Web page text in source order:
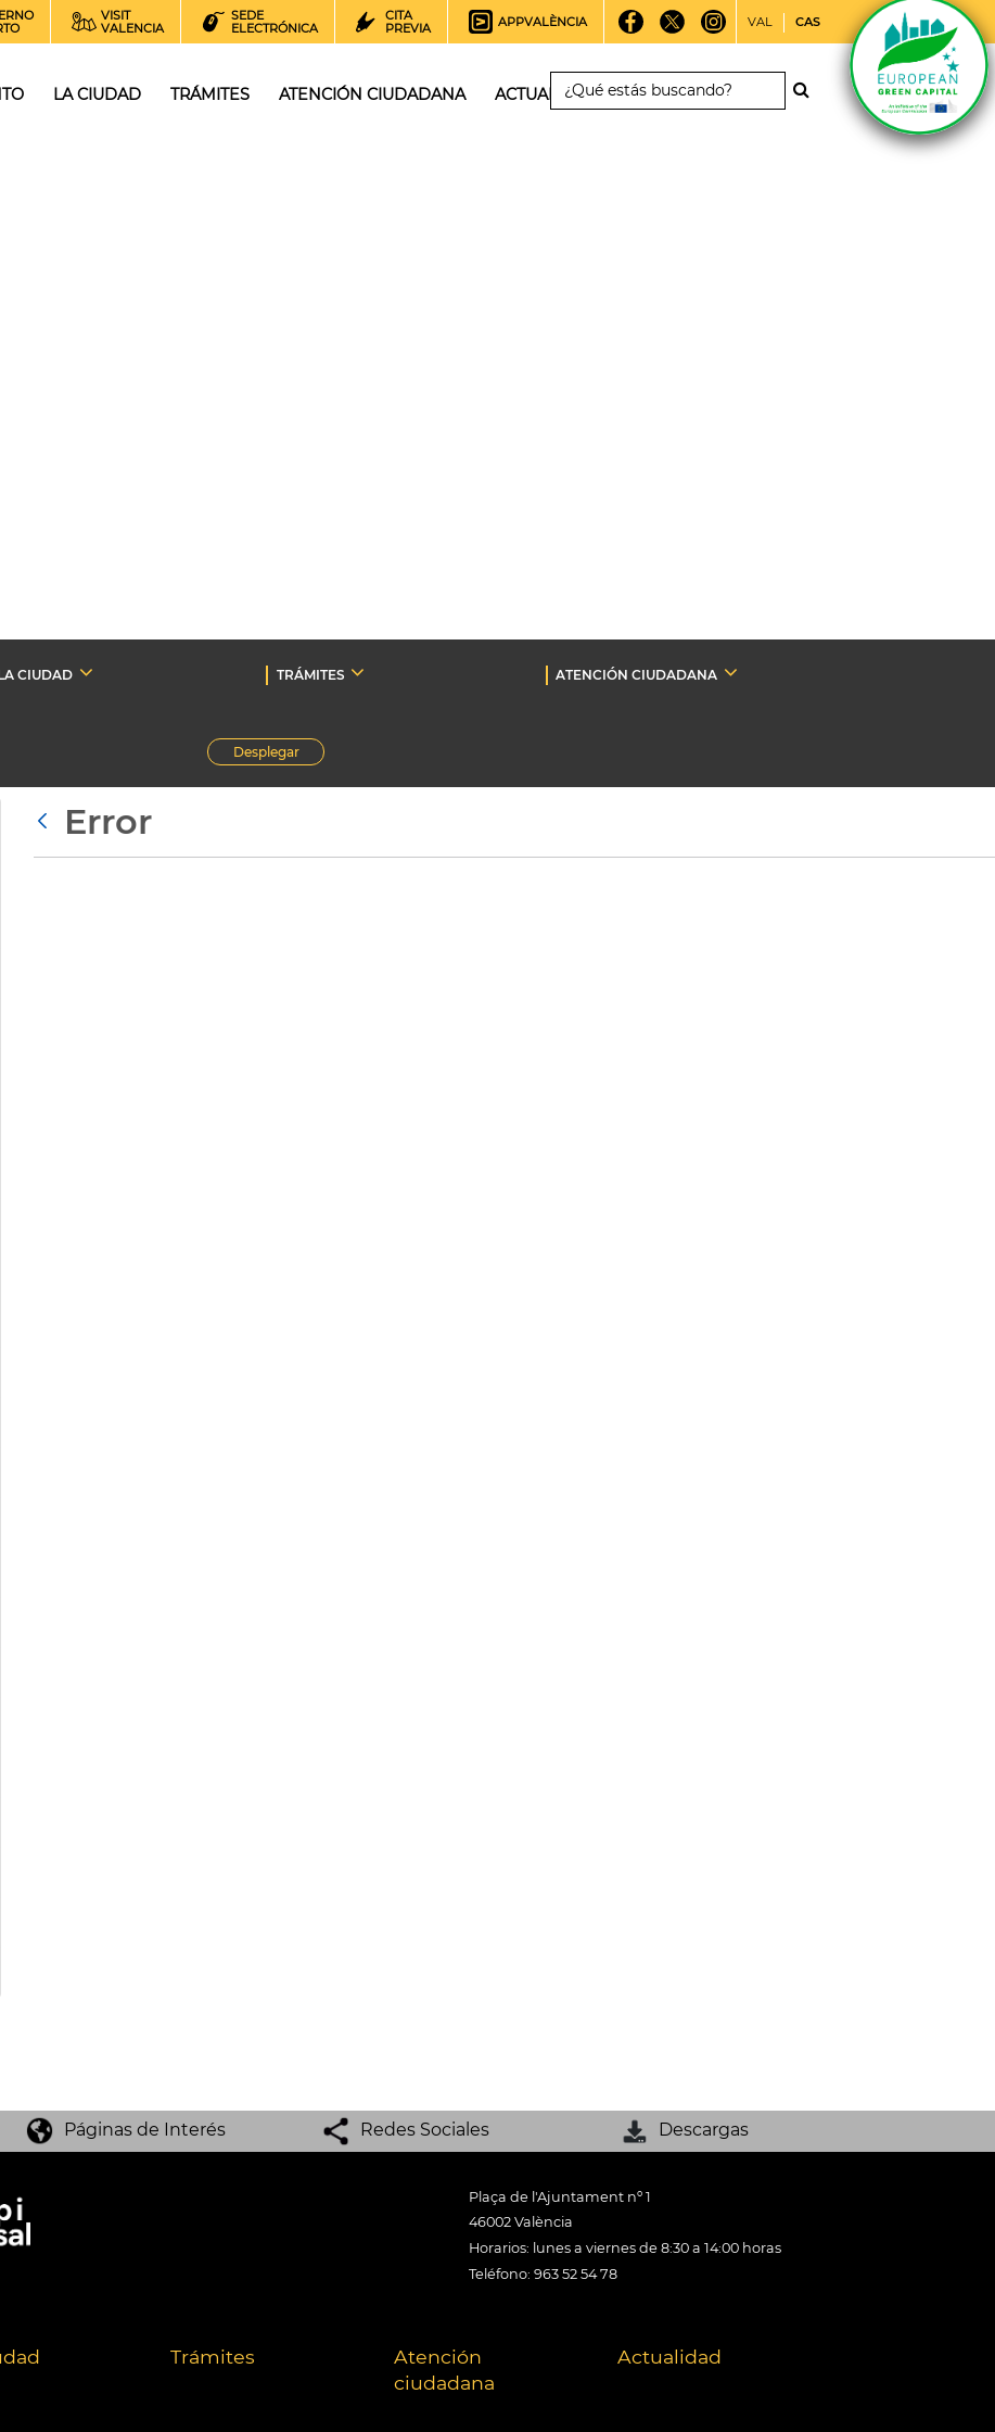
VISIT
VALENCIA
SEDE
ELECTRÓNICA
CITA
PREVIA
APPVALÈNCIA VAL CAS
LA CIUDAD TRÁMITES ATENCIÓN CIUDADANA ACTUALIDAD
CIUDAD TRÁMITES
ATENCIÓN CIUDADANA
Desplegar
Atrás
Error
Páginas de Interés Redes Sociales Descargas
Plaça de l'Ajuntament nº 1
46002 València
Horarios: lunes a viernes de 8:30 a 14:00 horas
Teléfono: 963 52 54 78
Trámites
Atención
ciudadana
Actualidad